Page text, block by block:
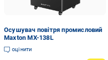
Осушувач повітря промисловий
Maxton MX-138L
оцінити